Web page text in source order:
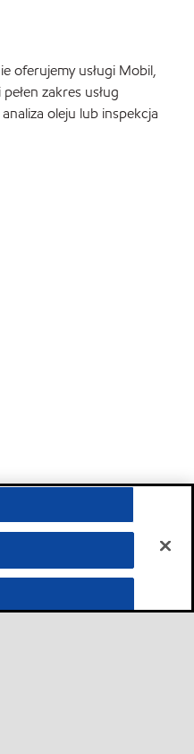
oferujemy usługi Mobil,
zakres usług
oleju lub inspekcja